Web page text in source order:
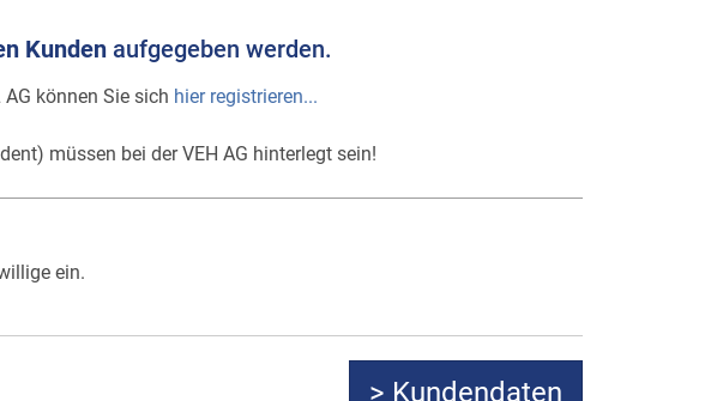
Kunden aufgegeben werden.
AG können Sie sich hier registrieren...
müssen bei der VEH AG hinterlegt sein!
ein.